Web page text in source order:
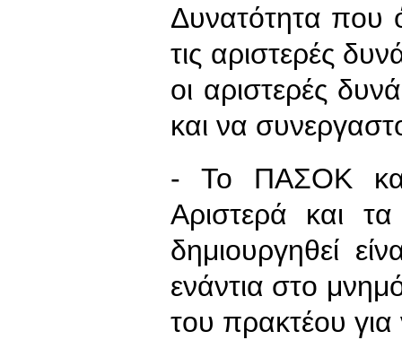
Δυνατότητα που
τις αριστερές
οι αριστερές
και να
- Το ΠΑΣΟΚ
Αριστερά και
δημιουργηθεί
ενάντια στο
του πρακτέου